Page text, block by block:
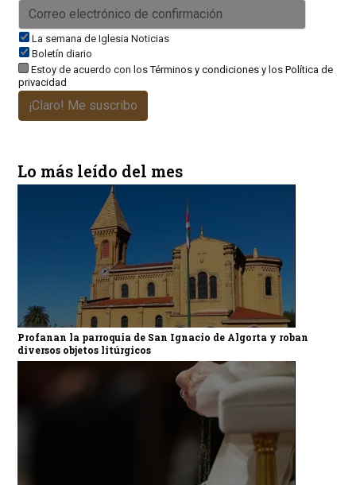
La semana de Iglesia Noticias
Boletín diario
Estoy de acuerdo con losTérminos y condicionesy los Política de
privacidad
¡Claro! Me suscribo
Lo más leído del mes
Profanan la parroquia de San Ignacio de Algorta y roban
diversos objetos litúrgicos